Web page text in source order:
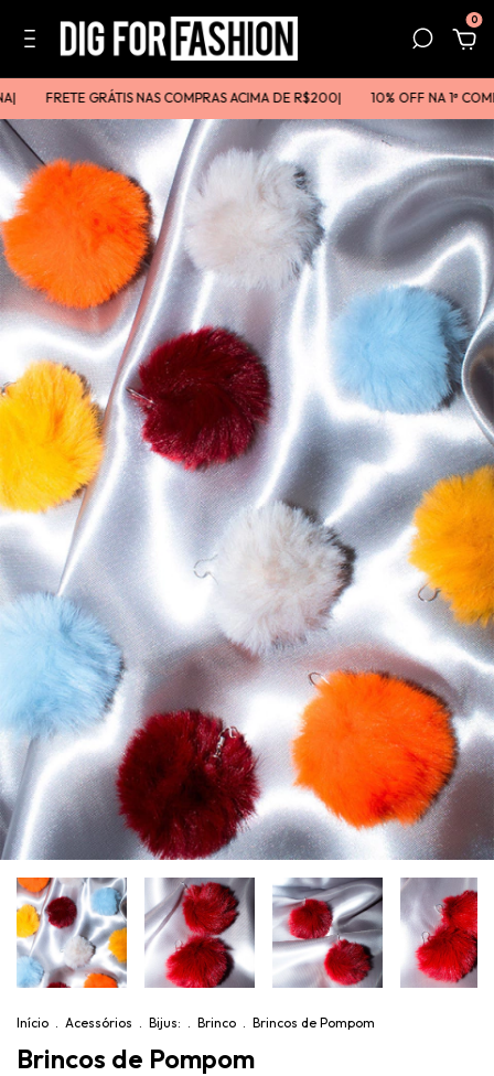
0
FRETE GRÁTIS NAS COMPRAS ACIMA DE R$200ㅤㅤ| 10% OFF NA 1ª
Início . Acessórios . Bijus: . Brinco . Brincos de Pompom
Brincos de Pompom